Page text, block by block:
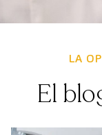
LA
El